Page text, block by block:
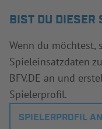
BIST DU DIESER
Wenn du
Spieleinsatzdaten
BFV.DE an und
Spielerprofil.
SPIELERPROFIL